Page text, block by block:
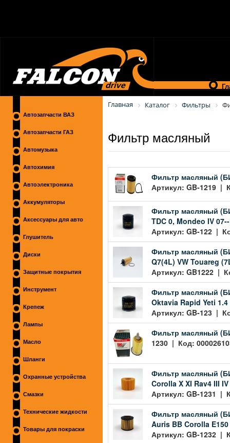
Автозапчасти ВАЗ
Автозапчасти ГАЗ
Автомузыка
Автохимия
Автоэлектроника
Аккумуляторы
Аксессуары для авто
Глушитель
Диски
Защитные покрытия
Инструмент
Крепеж
Лампы
Масло
Шланги
Охранные устройства
Смазки
Технические жидкости
Товары для покраски
Главная Каталог Фильтры
Фильтр масляный
Фильтр масляный
Артикул: GB-1219 |
Фильтр масляный
TDC 0, Mondeo IV 07--
Артикул: GB-122 |
Фильтр масляный
Q7(4L) VW Touareg
Артикул: GB1222 |
Фильтр масляный
Oktavia Rapid Yeti 1.4
Артикул: GB-123 |
Фильтр масляный
1230 | Код:
Фильтр масляный
Corolla X XI Rav4 III
Артикул: GB-1231 |
Фильтр масляный
Auris BB Corolla E150
Артикул: GB-1232 |